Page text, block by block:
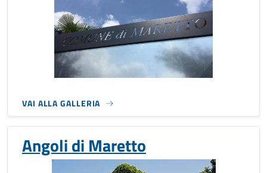
VAI ALLA GALLERIA
Angoli di Maretto